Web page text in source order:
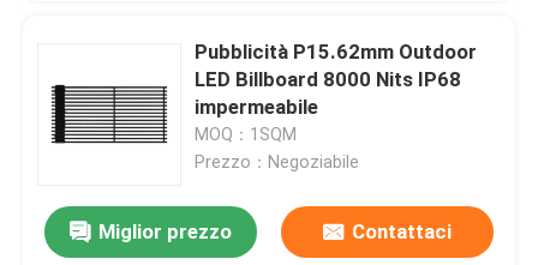
Pubblicità P15.62mm Outdoor
LED Billboard 8000 Nits IP68
impermeabile
MOQ：1SQM
Prezzo：Negoziabile
Miglior prezzo Contattaci